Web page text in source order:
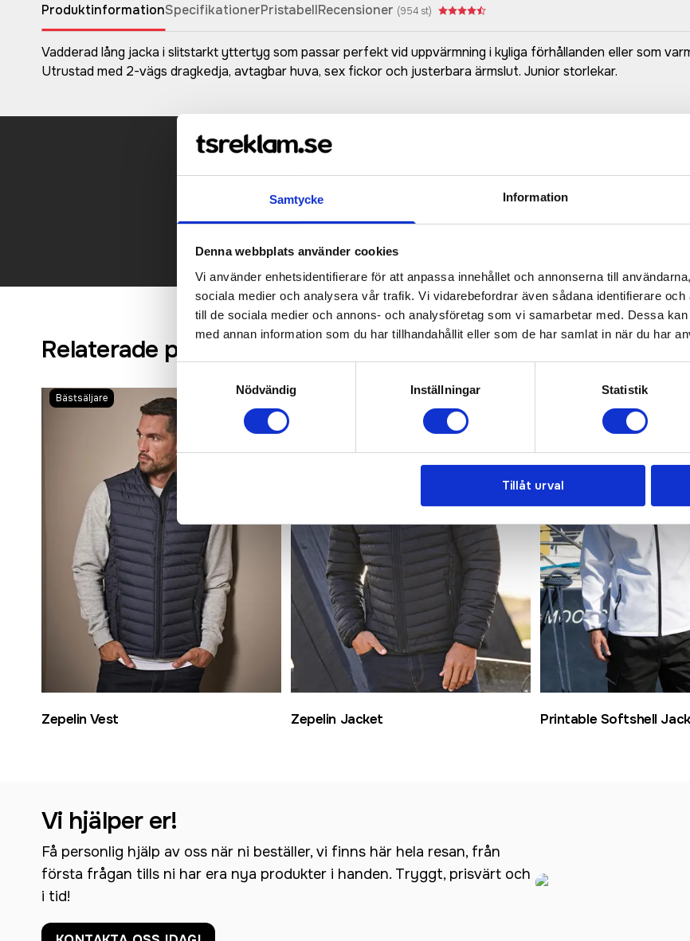
Samtycke Information
Denna webbplats använder cookies
Vi använder enhetsidentifierare för att anpassa innehållet och annonserna till
sociala medier och analysera vår trafik. Vi vidarebefordrar även sådana identifierare och
till de sociala medier och annons- och analysföretag som vi samarbetar med. Dessa
med annan information som du har tillhandahållit eller som de har samlat in när du har
Nödvändig
Inställningar Statistik
Tillåt urval
ProduktinformationSpecifikationerPristabellRecensioner (954 st)
Vadderad lång jacka i slitstarkt yttertyg som passar perfekt vid uppvärmning i kyliga förhållanden eller som
Utrustad med 2-vägs dragkedja, avtagbar huva, sex fickor och justerbara ärmslut. Junior storlekar.
Relaterade produkter
Bästsäljare
Zepelin Vest Zepelin Jacket Printable Softshell
Vi hjälper er!
Få personlig hjälp av oss när ni beställer, vi finns här hela resan, från
första frågan tills ni har era nya produkter i handen. Tryggt, prisvärt och
i tid!